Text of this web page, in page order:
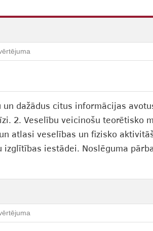
dažādus citus informācijas
2. Veselību veicinošu teorētisko
atlasi veselības un fizisko
iestādei. Noslēguma